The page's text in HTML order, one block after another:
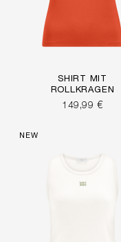
SHIRT MIT
ROLLKRAGEN
149,99 €
NEW